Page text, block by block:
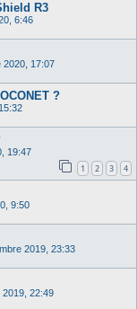
R3
6:46
2020, 17:07
?
19:47
1 2 3 4
9:50
2019, 23:33
22:49